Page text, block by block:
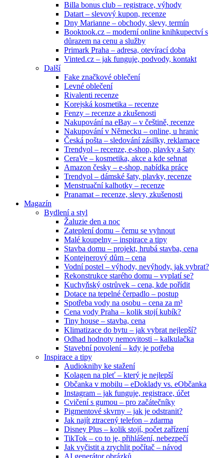
Billa bonus club – registrace, výhody
Datart – slevový kupon, recenze
Dny Marianne – obchody, slevy, termín
Booktook.cz – moderní online knihkupectví s
důrazem na cenu a služby
Primark Praha – adresa, otevírací doba
Vinted.cz – jak funguje, podvody, kontakt
Další
Fake značkové oblečení
Levné oblečení
Rivalenti recenze
Korejská kosmetika – recenze
Fenzy – recenze a zkušenosti
Nakupování na eBay – v češtině, recenze
Nakupování v Německu – online, u hranic
Česká pošta – sledování zásilky, reklamace
Trendyol – recenze, e-shop, plavky a šaty
CeraVe – kosmetika, akce a kde sehnat
Amazon česky – e-shop, nabídka práce
Trendyol – dámské šaty, plavky, recenze
Menstruační kalhotky – recenze
Pranamat – recenze, slevy, zkušenosti
Magazín
Bydlení a styl
Žaluzie den a noc
Zateplení domu – čemu se vyhnout
Malé koupelny – inspirace a tipy
Stavba domu – projekt, hrubá stavba, cena
Kontejnerový dům – cena
Vodní postel – výhody, nevýhody, jak vybrat?
Rekonstrukce starého domu – vyplatí se?
Kuchyňský ostrůvek – cena, kde pořídit
Dotace na tepelné čerpadlo – postup
Spotřeba vody na osobu – cena za m³
Cena vody Praha – kolik stojí kubík?
Tiny house – stavba, cena
Klimatizace do bytu – jak vybrat nejlepší?
Odhad hodnoty nemovitosti – kalkulačka
Stavební povolení – kdy je potřeba
Inspirace a tipy
Audioknihy ke stažení
Kolagen na pleť – který je nejlepší
Občanka v mobilu – eDoklady vs. eObčanka
Instagram – jak funguje, registrace, účet
Cvičení s gumou – pro začátečníky
Pigmentové skvrny – jak je odstranit?
Jak najít ztracený telefon – zdarma
Disney Plus – kolik stojí, počet zařízení
TikTok – co to je, přihlášení, nebezpečí
Jak vyčistit a zrychlit počítač – návod